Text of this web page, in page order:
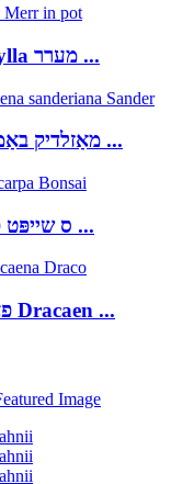
Schefflera microphylla מערר ...
מאַזלדיק באַמבו - דראַקאַענאַ זאַמד ...
ס שייפּט פיקוס מיקראָקאַרפּאַ ב ...
פאָולידזש לעבן געוויקסן Dracaen ...